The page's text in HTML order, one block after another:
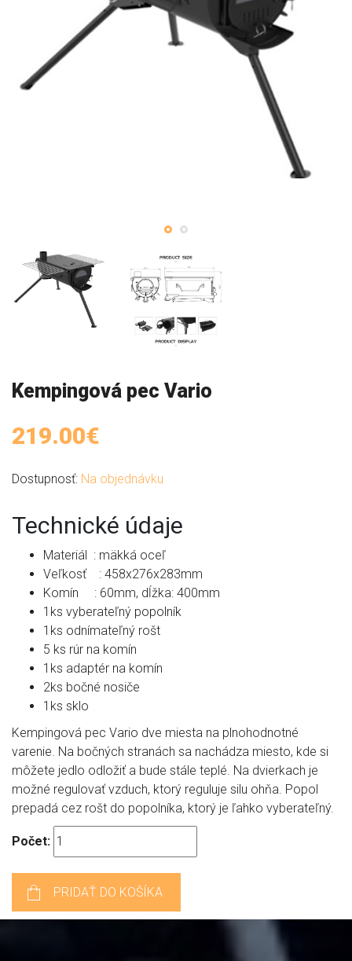
Kempingová pec Vario
219.00€
Dostupnosť: Na objednávku
Technické údaje
Materiál : mäkká oceľ
Veľkosť : 458x276x283mm
Komín : 60mm, dĺžka: 400mm
1ks vyberateľný popolník
1ks odnímateľný rošt
5 ks rúr na komín
1ks adaptér na komín
2ks bočné nosiče
1ks sklo
Kempingová pec Vario dve miesta na plnohodnotné
varenie. Na bočných stranách sa nachádza miesto, kde si
môžete jedlo odložiť a bude stále teplé. Na dvierkach je
možné regulovať vzduch, ktorý reguluje silu ohňa. Popol
prepadá cez rošt do popolníka, ktorý je ľahko vyberateľný.
Počet:
PRIDAŤ DO KOŠÍKA